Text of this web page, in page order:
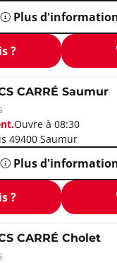
Plus
?
CARRÉ Saumur
Ouvre à 08:30
49400 Saumur
Plus
?
CARRÉ Cholet